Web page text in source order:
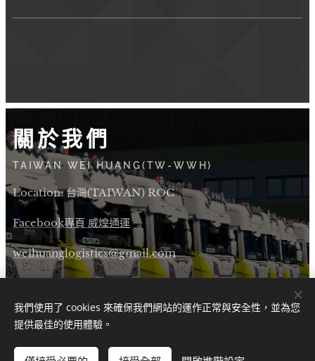
關於我們
TAIWAN WEI HUANG(TW-WWH)
Location: 台灣(TAIWAN) ROC
Facebook專頁 威煌通運
weihuanglogistics@gmail.com
Instagram link
我們使用了 cookies 來確保我們網站的運作正常與安全性，並為您
提供最佳的使用體驗。